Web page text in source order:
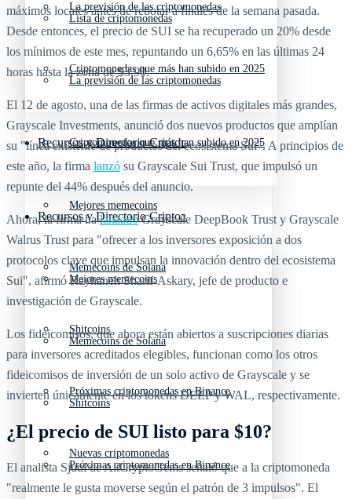
La previsión de las criptomonedas
Criptomonedas que más han subido en 2025
Recursos y Directorio Cripto
Mejores memecoins
Memecoins de Solana
Shitcoins
Próximas criptomonedas en Binance
Nuevas criptomonedas
Lista de criptomonedas
La previsión de las criptomonedas
Criptomonedas que más han subido en 2025
Recursos y Directorio Cripto
Mejores memecoins
Memecoins de Solana
Shitcoins
Próximas criptomonedas en Binance
máximos locales antes de rebotar a finales de la semana pasada.
Desde entonces, el precio de SUI se ha recuperado un 20% desde
los mínimos de este mes, repuntando un 6,65% en las últimas 24
horas hasta la zona de $3,90.
El 12 de agosto, una de las firmas de activos digitales más grandes,
Grayscale Investments, anunció dos nuevos productos que amplían
su "línea existente de productos del ecosistema Sui". A principios de
este año, la firma lanzó su Grayscale Sui Trust, que impulsó un
repunte del 44% después del anuncio.
Ahora, la firma halanzadoGrayscale DeepBook Trust y Grayscale
Walrus Trust para "ofrecer a los inversores exposición a dos
protocolos clave que impulsan la innovación dentro del ecosistema
Sui", afirmó Rayhaneh Sharif-Askary, jefe de producto e
investigación de Grayscale.
Los fideicomisos, que ahora están abiertos a suscripciones diarias
para inversores acreditados elegibles, funcionan como los otros
fideicomisos de inversión de un solo activo de Grayscale y se
invierten únicamente en los tokens DEEP y WAL, respectivamente.
¿El precio de SUI listo para $10?
El analista Sjuul de AltCryptoGems señaló que a la criptomoneda
"realmente le gusta moverse según el patrón de 3 impulsos". El